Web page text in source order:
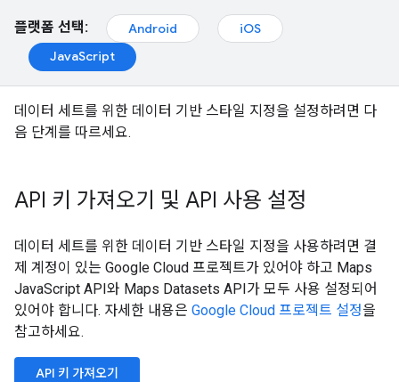
플랫폼 선택: Android
iOS
JavaScript
데이터 세트를 위한 데이터 기반 스타일 지정을 설정하려면 다
음 단계를 따르세요.
API 키 가져오기 및 API 사용 설정
데이터 세트를 위한 데이터 기반 스타일 지정을 사용하려면 결
제 계정이 있는 Google Cloud 프로젝트가 있어야 하고 Maps
JavaScript API와 Maps Datasets API가 모두 사용 설정되어
있어야 합니다. 자세한 내용은 Google Cloud 프로젝트 설정을
참고하세요.
API 키 가져오기